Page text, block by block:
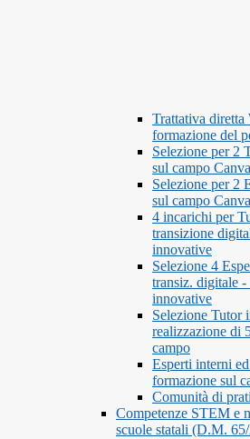
Trattativa
formazione del
Selezione per 2
sul campo
Selezione per 2
sul campo
4 incarichi per
transizione
innovative
Selezione 4
transiz. digitale
innovative
Selezione Tutor
realizzazione di
campo
Esperti interni
formazione sul
Comunità di
Competenze STEM e
scuole statali (D.M.